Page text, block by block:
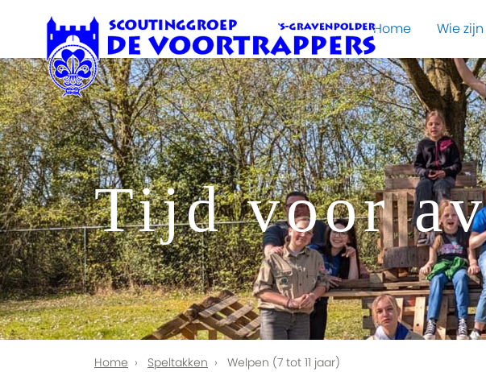
Home Wie
Tijd voor
Home Speltakken Welpen (7 tot 11 jaar)